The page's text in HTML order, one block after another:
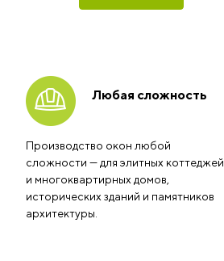
Любая сложность
Производство окон любой
сложности — для элитных коттеджей
и многоквартирных домов,
исторических зданий и памятников
архитектуры.